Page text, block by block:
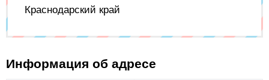
Краснодарский край
Информация об адресе